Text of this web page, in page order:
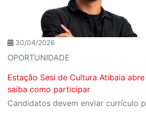
30/04/2026
OPORTUNIDADE
Estação Sesi de Cultura Atibaia
saiba como participar